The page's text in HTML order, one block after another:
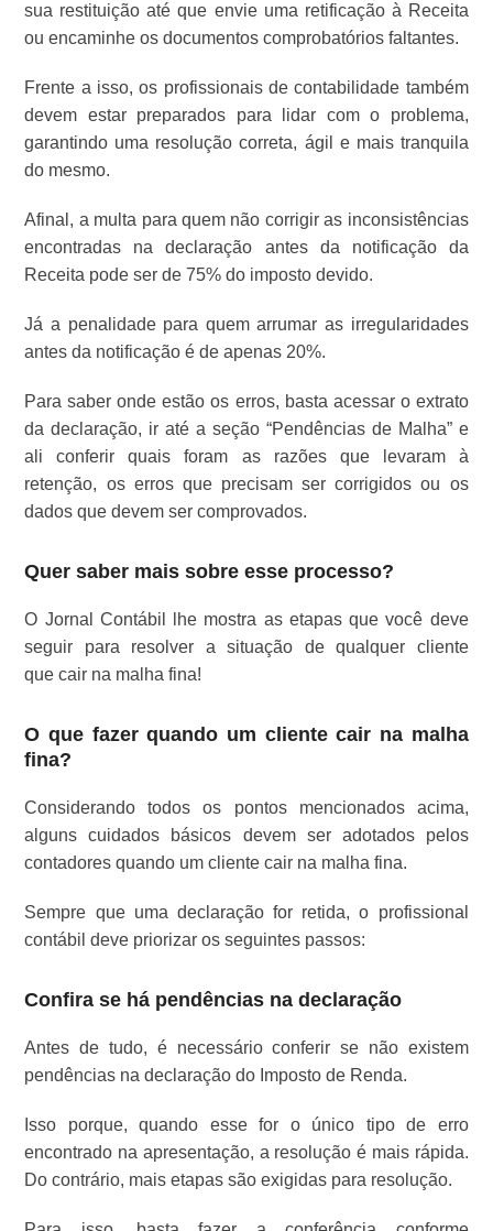
sua restituição até que envie uma retificação à Receita
ou encaminhe os documentos comprobatórios faltantes.
Frente a isso, os profissionais de contabilidade também
devem estar preparados para lidar com o problema,
garantindo uma resolução correta, ágil e mais tranquila
do mesmo.
Afinal, a multa para quem não corrigir as inconsistências
encontradas na declaração antes da notificação da
Receita pode ser de 75% do imposto devido.
Já a penalidade para quem arrumar as irregularidades
antes da notificação é de apenas 20%.
Para saber onde estão os erros, basta acessar o extrato
da declaração, ir até a seção “Pendências de Malha” e
ali conferir quais foram as razões que levaram à
retenção, os erros que precisam ser corrigidos ou os
dados que devem ser comprovados.
Quer saber mais sobre esse processo?
O Jornal Contábil lhe mostra as etapas que você deve
seguir para resolver a situação de qualquer cliente
que cair na malha fina!
O que fazer quando um cliente cair na malha
fina?
Considerando todos os pontos mencionados acima,
alguns cuidados básicos devem ser adotados pelos
contadores quando um cliente cair na malha fina.
Sempre que uma declaração for retida, o profissional
contábil deve priorizar os seguintes passos:
Confira se há pendências na declaração
Antes de tudo, é necessário conferir se não existem
pendências na declaração do Imposto de Renda.
Isso porque, quando esse for o único tipo de erro
encontrado na apresentação, a resolução é mais rápida.
Do contrário, mais etapas são exigidas para resolução.